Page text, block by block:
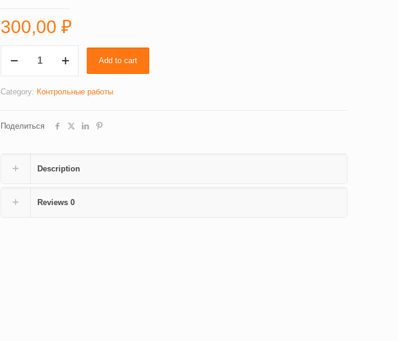
300,00 ₽
(836-
quantity
Add to cart
Category: Контрольные работы
Поделиться
Description
Reviews 0